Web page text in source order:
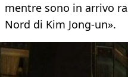
mentre sono in arrivo
Nord di Kim Jong-un».